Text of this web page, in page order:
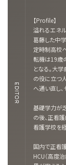
EDITOR
【Profile】
溢れるエネ
葛藤した中
定時制高校
転機は19歳
となる。大
の役に立つ
へ通い直し
基礎学力が
の後、正看
看護学校を
国内で正看
HCU（高度